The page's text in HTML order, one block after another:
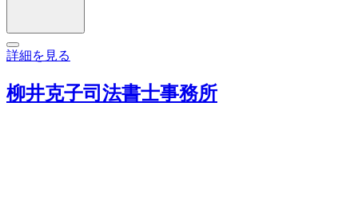
詳細を見る
柳井克子司法書士事務所